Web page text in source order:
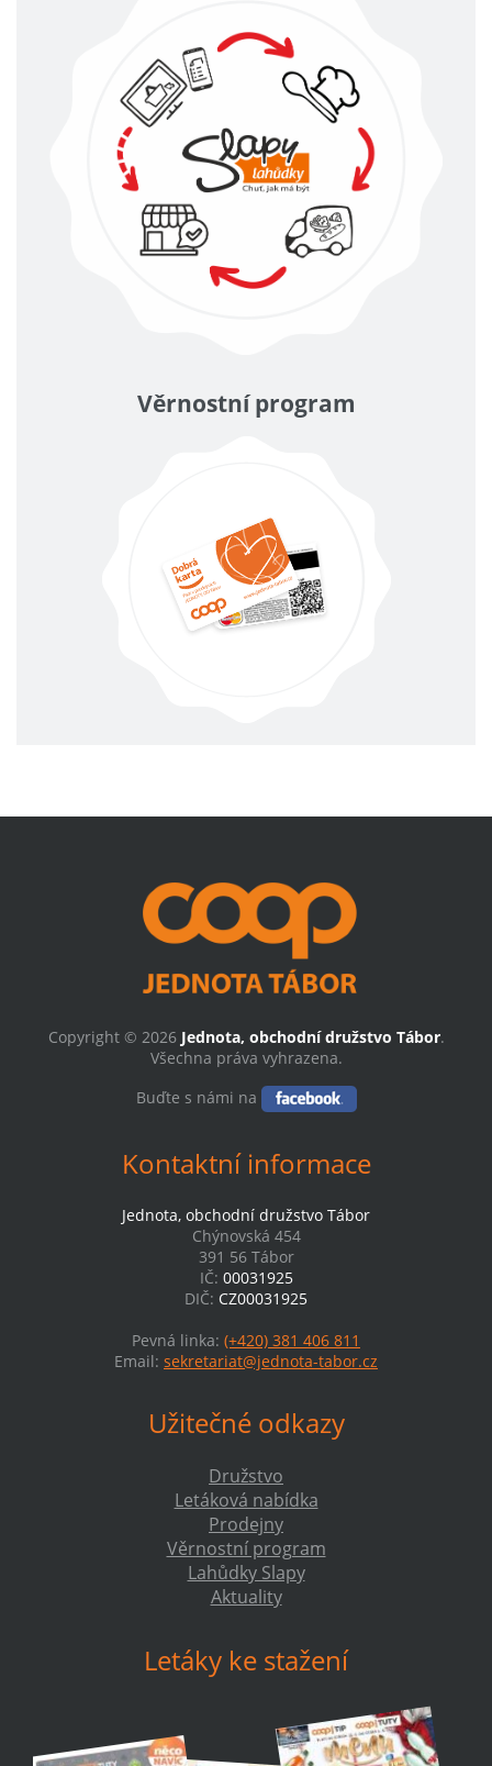
Věrnostní program
Copyright © 2026 Jednota, obchodní družstvo Tábor.
Všechna práva vyhrazena.
Buďte s námi na
Kontaktní informace
Jednota, obchodní družstvo Tábor
Chýnovská 454
391 56 Tábor
IČ: 00031925
DIČ: CZ00031925
Pevná linka: (+420) 381 406 811
Email: sekretariat@jednota-tabor.cz
Užitečné odkazy
Družstvo
Letáková nabídka
Prodejny
Věrnostní program
Lahůdky Slapy
Aktuality
Letáky ke stažení